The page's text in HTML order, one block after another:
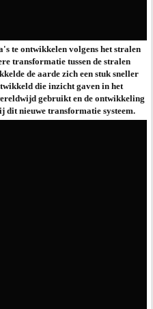
te ontwikkelen volgens het stralen
transformatie tussen de stralen
de aarde zich een stuk sneller
die inzicht gaven in het
gebruikt en de ontwikkeling
dit nieuwe transformatie systeem.